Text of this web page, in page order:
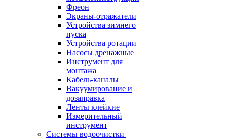
Фреон
Экраны-отражатели
Устройства зимнего
пуска
Устройства ротации
Насосы дренажные
Инструмент для
монтажа
Кабель-каналы
Вакуумирование и
дозаправка
Ленты клейкие
Измерительный
инструмент
Системы водоочистки